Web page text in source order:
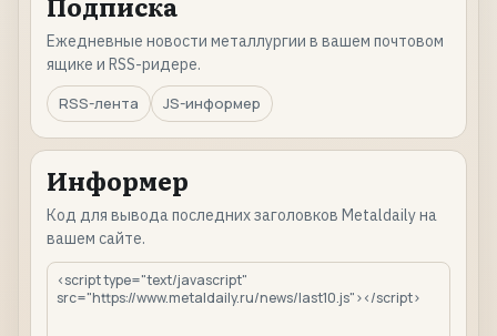
Ежедневные новости металлургии в вашем почтовом
ящике и RSS-ридере.
RSS-лента
JS-информер
Информер
Код для вывода последних заголовков Metaldaily на
вашем сайте.